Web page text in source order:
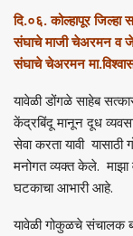
दि.०६. कोल्‍हापूर
संघाचे माजी चेअरमन व
संघाचे चेअरमन
यावेळी डोंगळे साहेब
केंद्रबिंदू मानून दूध
सेवा करता यावी
मनोगत व्यक्त केले. माझा
घटकाचा आभारी आहे.
यावेळी गोकुळचे संचालक